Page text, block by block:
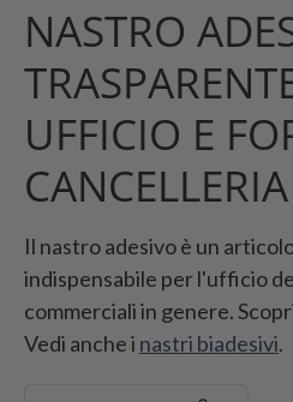
NASTRO
UFFICIO E
CANCELLERIA
Il nastro adesivo è un
indispensabile per l'ufficio
commerciali in genere.
Vedi anche i nastri biadesivi.